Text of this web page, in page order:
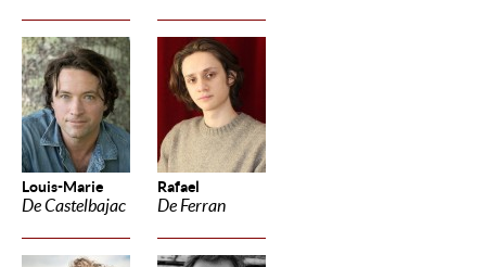
Louis-Marie
De Castelbajac
Rafael
De Ferran